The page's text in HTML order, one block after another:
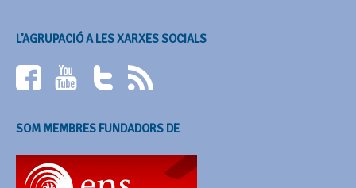
L’AGRUPACIÓ A LES XARXES SOCIALS
SOM MEMBRES FUNDADORS DE